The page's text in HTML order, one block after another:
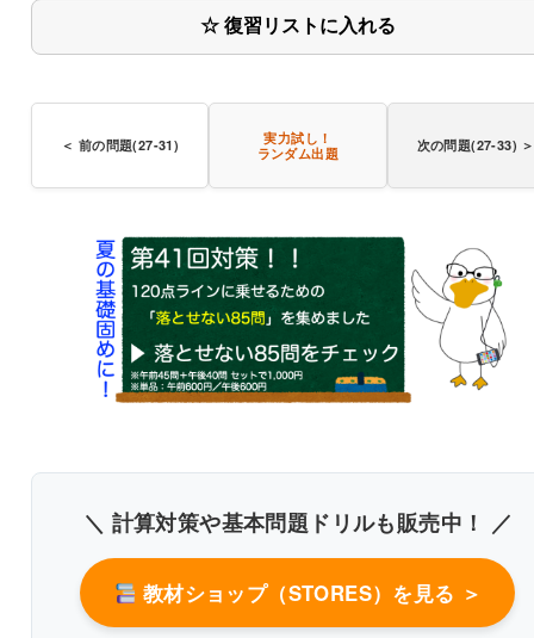
☆ 復習リストに入れる
＜ 前の問題(27-31)
実力試し！
ランダム出題
次の問題(27-33) ＞
＼ 計算対策や基本問題ドリルも販売中！ ／
教材ショップ（STORES）を見る ＞